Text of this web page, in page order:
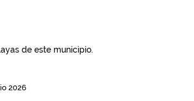
de este municipio.
2026